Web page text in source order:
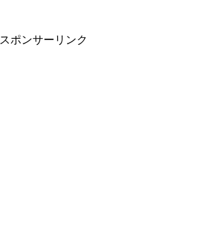
スポンサーリンク